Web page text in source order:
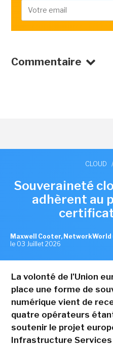
Commentaire
CLOUD /
Souveraineté
adhèrent au
Maxwell Cooter,
le 03 Juillet 2026
La volonté de l'Union
place une forme de
numérique vient de
quatre opérateurs
soutenir le projet
Infrastructure Services